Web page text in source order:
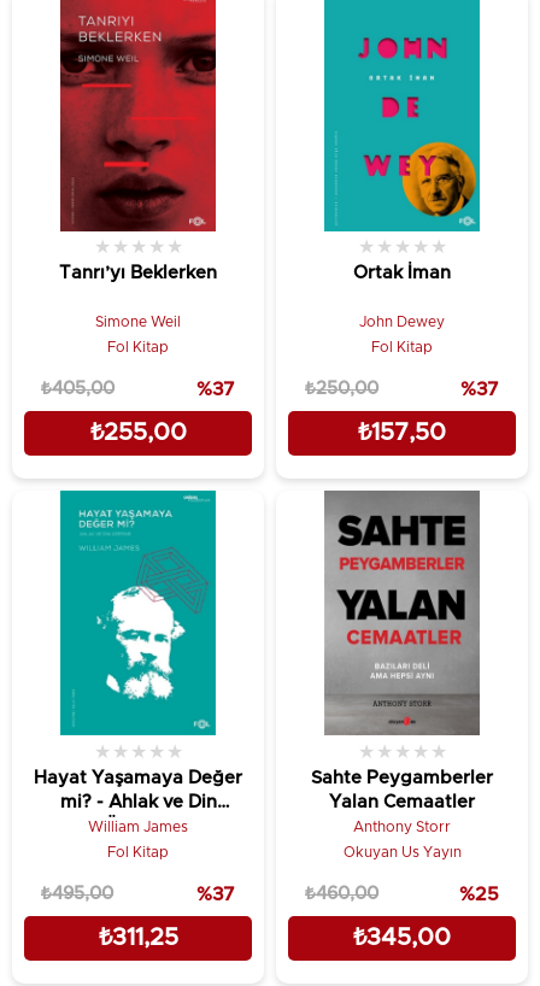
Tanrı’yı Beklerken
★ ★ ★ ★ ★
Simone Weil
Fol Kitap
₺255,00
₺405,00 %37
Ortak İman
★ ★ ★ ★ ★
John Dewey
Fol Kitap
₺157,50
₺250,00 %37
Hayat Yaşamaya Değer
mi? - Ahlak ve Din
Üzerine
★ ★ ★ ★ ★
William James
Fol Kitap
₺311,25
₺495,00 %37
Sahte Peygamberler
Yalan Cemaatler
★ ★ ★ ★ ★
Anthony Storr
Okuyan Us Yayın
₺345,00
₺460,00 %25